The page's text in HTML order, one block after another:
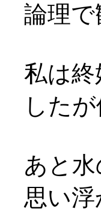
論理
私は
した
あと
思い